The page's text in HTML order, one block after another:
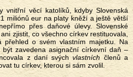
miliónů eur na platy kněží a ještě větší
přes daňové úlevy. Slovenské
zjistit, co všechno církev restituovala,
o svém vlastním majetku. Na
být zavedena asignační církevní daň –
z daní svýchvlastních členů a
tu církev, kterou si sám zvolil.